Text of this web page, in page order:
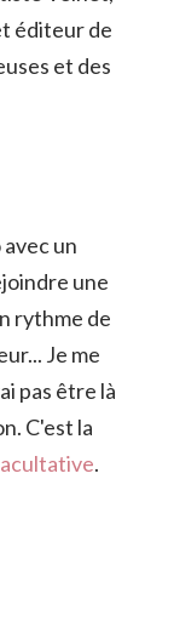
éditeur de
et des
un
une
rythme de
Je me
pas être là
C'est la
.